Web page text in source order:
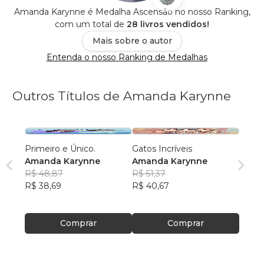
Amanda Karynne é Medalha Ascensão no nosso Ranking,
com um total de 28 livros vendidos!
Mais sobre o autor
Entenda o nosso Ranking de Medalhas
Outros Títulos de Amanda Karynne
Primeiro e Único.
Amanda Karynne
R$ 48,87
R$ 38,69
Comprar
Gatos Incríveis
Amanda Karynne
R$ 51,37
R$ 40,67
Comprar